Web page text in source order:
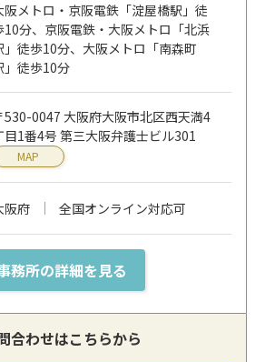
阪メトロ・京阪電鉄「淀屋橋駅」徒
10分、京阪電鉄・大阪メトロ「北浜
」徒歩10分、大阪メトロ「南森町
」徒歩10分
530-0047 大阪府大阪市北区西天満4
目1番4号 第三大阪弁護士ビル301
MAP
阪府 全国オンライン対応可
務所の詳細を見る
合わせはこちらから